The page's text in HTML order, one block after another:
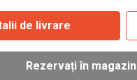
de livrare
Rezervați în magazin